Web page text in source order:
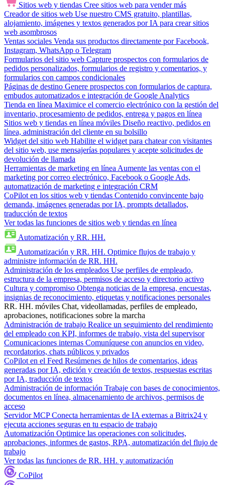
Sitios web y tiendas Cree sitios web para vender más
Creador de sitios web Use nuestro CMS gratuito, plantillas,
alojamiento, imágenes y textos generados por IA para crear sitios
web asombrosos
Ventas sociales Venda sus productos directamente por Facebook,
Instagram, WhatsApp o Telegram
Formularios del sitio web Capture prospectos con formularios de
pedidos personalizados, formularios de registro y comentarios, y
formularios con campos condicionales
Páginas de destino Genere prospectos con formularios de captura,
embudos automatizados e integración de Google Analytics
Tienda en línea Maximice el comercio electrónico con la gestión del
inventario, procesamiento de pedidos, entrega y pagos en línea
Sitios web y tiendas en línea móviles Diseño reactivo, pedidos en
línea, administración del cliente en su bolsillo
Widget del sitio web Habilite el widget para chatear con visitantes
del sitio web, use mensajerías populares y acepte solicitudes de
devolución de llamada
Herramientas de marketing en línea Aumente las ventas con el
marketing por correo electrónico, Facebook o Google Ads,
automatización de marketing e integración CRM
CoPilot en los sitios web y tiendas Contenido convincente bajo
demanda, imágenes generadas por IA, prompts detallados,
traducción de textos
Ver todas las funciones de sitios web y tiendas en línea
Automatización y RR. HH.
Automatización y RR. HH. Optimice flujos de trabajo y
administre información de RR. HH.
Administración de los empleados Use perfiles de empleado,
estructura de la empresa, permisos de acceso y directorio activo
Cultura y compromiso Obtenga noticias de la empresa, encuestas,
insignias de reconocimiento, etiquetas y notificaciones personales
RR. HH. móviles Chat, videollamadas, perfiles de empleado,
aprobaciones, notificaciones sobre la marcha
Administración de trabajo Realice un seguimiento del rendimiento
del empleado con KPI, informes de trabajo, vista del supervisor
Comunicaciones internas Comuníquese con anuncios en video,
recordatorios, chats públicos y privados
CoPilot en el Feed Resúmenes de hilos de comentarios, ideas
generadas por IA, edición y creación de textos, respuestas escritas
por IA, traducción de textos
Administración de información Trabaje con bases de conocimientos,
documentos en línea, almacenamiento de archivos, permisos de
acceso
Servidor MCP Conecta herramientas de IA externas a Bitrix24 y
ejecuta acciones seguras en tu espacio de trabajo
Automatización Optimice las operaciones con solicitudes,
aprobaciones, informes de gastos, RPA, automatización del flujo de
trabajo
Ver todas las funciones de RR. HH. y automatización
CoPilot